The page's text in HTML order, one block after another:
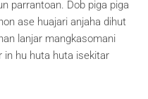
parrantoan. Dob piga piga
ase huajari anjaha dihut
lanjar mangkasomani
in hu huta huta isekitar